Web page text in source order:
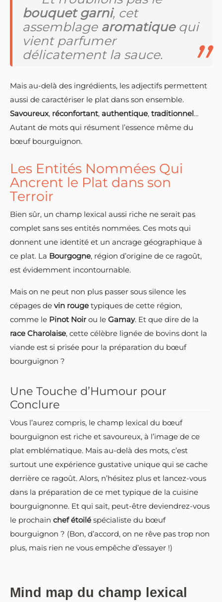
bouquet garni, cet
assemblage aromatiquequi
vient parfumer
délicatement la sauce.
Mais au-delà des ingrédients, les adjectifs permettent
aussi de caractériser le plat dans son ensemble.
Savoureux, réconfortant, authentique, traditionnel…
Autant de mots qui résument l’essence même du
bœuf bourguignon.
Les Entités Nommées Qui
Ancrent le Plat dans son
Terroir
Bien sûr, un champ lexical aussi riche ne serait pas
complet sans ses entités nommées. Ces mots qui
donnent une identité et un ancrage géographique à
ce plat. La Bourgogne, région d’origine de ce ragoût,
est évidemment incontournable.
Mais on ne peut non plus passer sous silence les
cépages de vin rouge typiques de cette région,
comme le Pinot Noir ou le Gamay. Et que dire de la
race Charolaise, cette célèbre lignée de bovins dont la
viande est si prisée pour la préparation du bœuf
bourguignon ?
Une Touche d’Humour pour
Conclure
Vous l’aurez compris, le champ lexical du bœuf
bourguignon est riche et savoureux, à l’image de ce
plat emblématique. Mais au-delà des mots, c’est
surtout une expérience gustative unique qui se cache
derrière ce ragoût. Alors, n’hésitez plus et lancez-vous
dans la préparation de ce met typique de la cuisine
bourguignonne. Et qui sait, peut-être deviendrez-vous
le prochain chef étoilé spécialiste du bœuf
bourguignon ? (Bon, d’accord, on ne rêve pas trop non
plus, mais rien ne vous empêche d’essayer !)
Mind map du champ lexical